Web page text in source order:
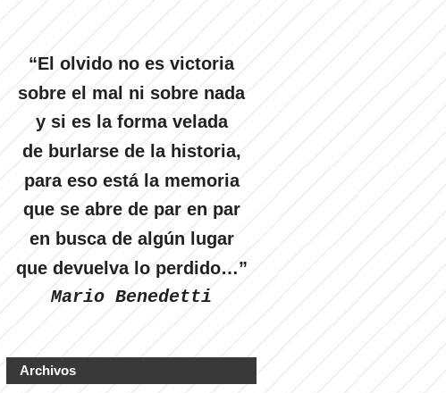
“El olvido no es victoria
sobre el mal ni sobre nada
y si es la forma velada
de burlarse de la historia,
para eso está la memoria
que se abre de par en par
en busca de algún lugar
que devuelva lo perdido…”
Mario Benedetti
Archivos